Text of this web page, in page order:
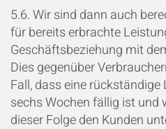
5.6. Wir sind dann auch
für bereits erbrachte
Geschäftsbeziehung mit
Dies gegenüber
Fall, dass eine
sechs Wochen fällig ist und
dieser Folge den Kunden